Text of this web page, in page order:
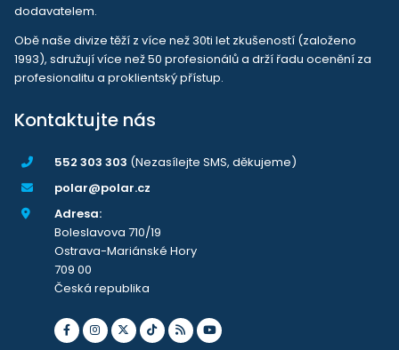
dodavatelem.
Obě naše divize těží z více než 30ti let zkušeností (založeno
1993), sdružují více než 50 profesionálů a drží řadu ocenění za
profesionalitu a proklientský přístup.
Kontaktujte nás
552 303 303 (Nezasílejte SMS, děkujeme)
polar@polar.cz
Adresa:
Boleslavova 710/19
Ostrava-Mariánské Hory
709 00
Česká republika